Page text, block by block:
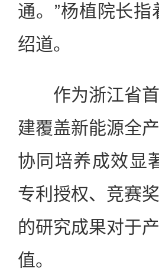
通。”杨植院长
绍道。
作为浙江省首
建覆盖新能源全
协同培养成效显
专利授权、竞赛
的研究成果对于
值。